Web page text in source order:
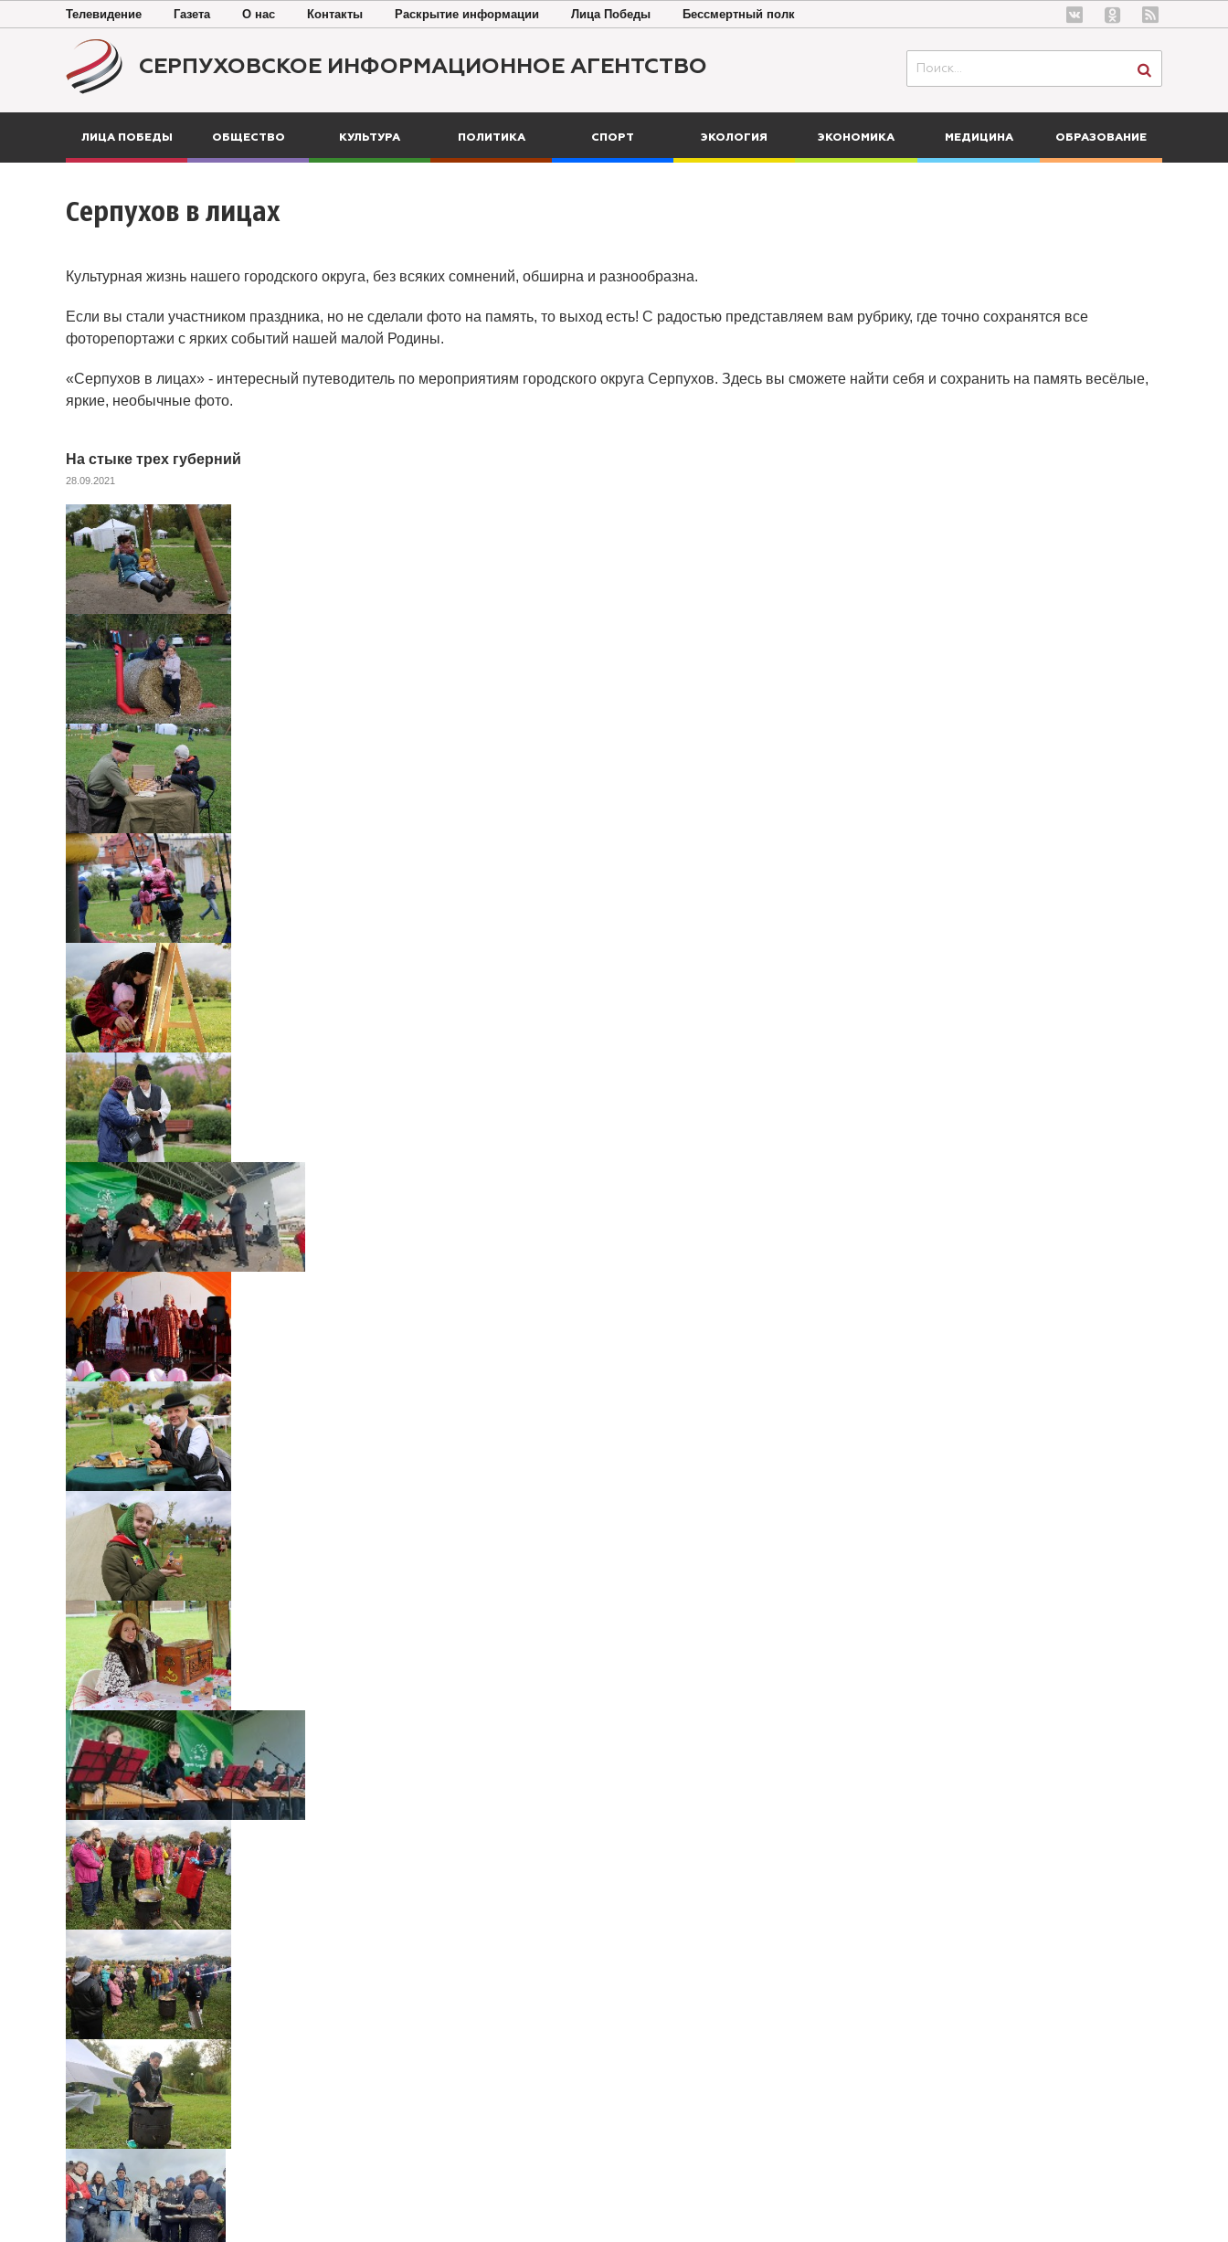
Телевидение Газета О нас Контакты Раскрытие информации Лица Победы Бессмертный полк
СЕРПУХОВСКОЕ ИНФОРМАЦИОННОЕ АГЕНТСТВО
ЛИЦА ПОБЕДЫ ОБЩЕСТВО КУЛЬТУРА ПОЛИТИКА СПОРТ ЭКОЛОГИЯ ЭКОНОМИКА МЕДИЦИНА ОБРАЗОВАНИЕ
Серпухов в лицах
Культурная жизнь нашего городского округа, без всяких сомнений, обширна и разнообразна.
Если вы стали участником праздника, но не сделали фото на память, то выход есть! С радостью представляем вам рубрику, где точно сохранятся все
фоторепортажи с ярких событий нашей малой Родины.
«Серпухов в лицах» - интересный путеводитель по мероприятиям городского округа Серпухов. Здесь вы сможете найти себя и сохранить на память весёлые,
яркие, необычные фото.
На стыке трех губерний
28.09.2021